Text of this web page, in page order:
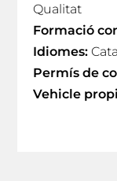
Qualitat
Formació
Idiomes:
Permís de
Vehicle